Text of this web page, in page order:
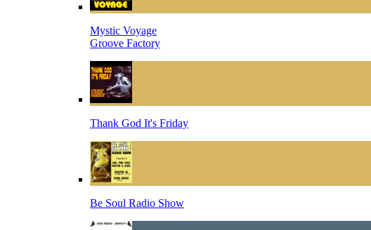
Mystic Voyage
Groove Factory
Thank God It's Friday
Be Soul Radio Show